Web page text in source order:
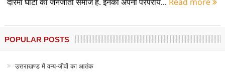
POPULAR POSTS
उत्तराखण्ड में वन्य-जीवों का आतंक